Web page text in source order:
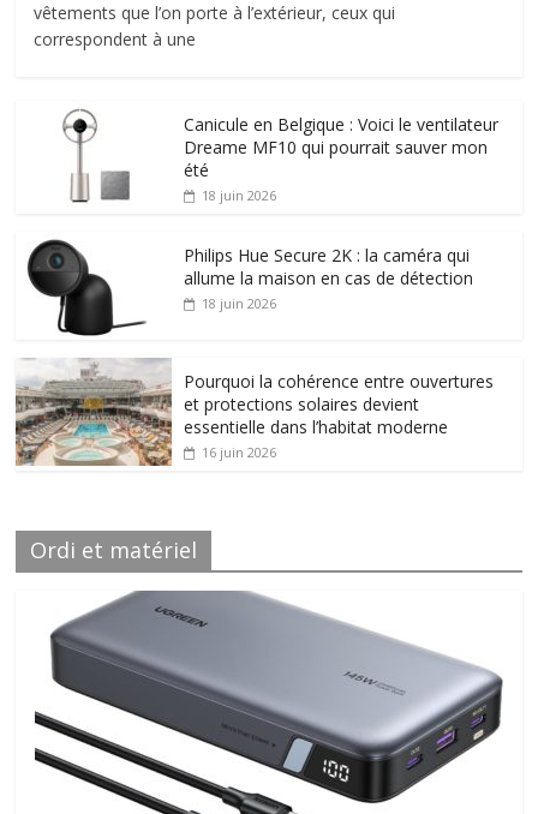
vêtements que l’on porte à l’extérieur, ceux qui
correspondent à une
Canicule en Belgique : Voici le ventilateur
Dreame MF10 qui pourrait sauver mon
été
18 juin 2026
Philips Hue Secure 2K : la caméra qui
allume la maison en cas de détection
18 juin 2026
Pourquoi la cohérence entre ouvertures
et protections solaires devient
essentielle dans l’habitat moderne
16 juin 2026
Ordi et matériel